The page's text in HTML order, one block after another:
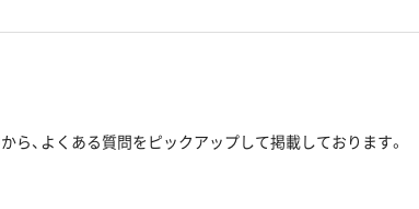
、よくある質問をピックアップして掲載しております。